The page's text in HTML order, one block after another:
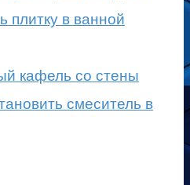
плитку в ванной
кафель со стены
смеситель в